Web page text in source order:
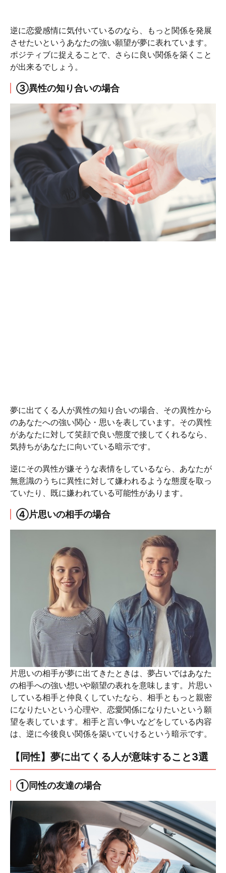
逆に恋愛感情に気付いているのなら、もっと関係を発展
させたいというあなたの強い願望が夢に表れています。
ポジティブに捉えることで、さらに良い関係を築くこと
が出来るでしょう。
③異性の知り合いの場合
夢に出てくる人が異性の知り合いの場合、その異性から
のあなたへの強い関心・思いを表しています。その異性
があなたに対して笑顔で良い態度で接してくれるなら、
気持ちがあなたに向いている暗示です。
逆にその異性が嫌そうな表情をしているなら、あなたが
無意識のうちに異性に対して嫌われるような態度を取っ
ていたり、既に嫌われている可能性があります。
④片思いの相手の場合
片思いの相手が夢に出てきたときは、夢占いではあなた
の相手への強い想いや願望の表れを意味します。片思い
している相手と仲良くしていたなら、相手ともっと親密
になりたいという心理や、恋愛関係になりたいという願
望を表しています。相手と言い争いなどをしている内容
は、逆に今後良い関係を築いていけるという暗示です。
【同性】夢に出てくる人が意味すること3選
①同性の友達の場合